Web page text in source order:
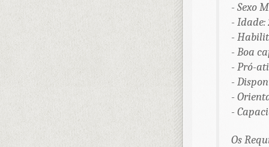
- Sexo
- Idade:
-
- Boa
- Pró-
-
-
-
Os